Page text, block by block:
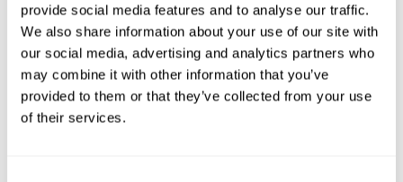
provide social media features and to analyse our traffic.
We also share information about your use of our site with
our social media, advertising and analytics partners who
may combine it with other information that you’ve
provided to them or that they’ve collected from your use
of their services.
Références
Tsotsos, L. E., Roggeveen, A. B., Sekuler, A. B., Vrkljan, B. H., &
Bennett, P. J. (2010). The effects of practice in a useful field of
view task on driving performance. Journal of Vision, 10(7), 152-
152.
Crabb, D. P., Fitzke, F. W., Hitchings, R. A., & Viswanathan, A. C.